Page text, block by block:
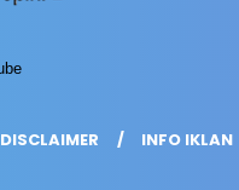
DISCLAIMER INFO IKLAN